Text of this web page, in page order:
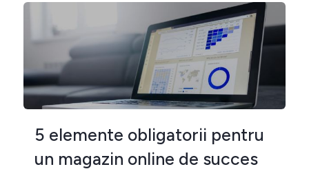
5 elemente obligatorii pentru
un magazin online de succes